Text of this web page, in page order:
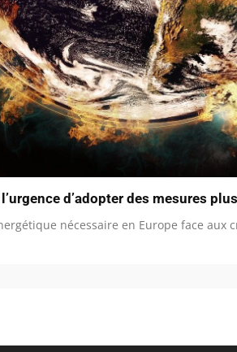
d’adopter des mesures
nécessaire en Europe face aux